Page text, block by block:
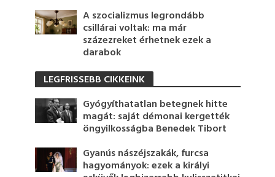
A szocializmus legrondább
csillárai voltak: ma már
százezreket érhetnek ezek a
darabok
LEGFRISSEBB CIKKEINK
Gyógyíthatatlan betegnek hitte
magát: saját démonai kergették
öngyilkosságba Benedek Tibort
Gyanús nászéjszakák, furcsa
hagyományok: ezek a királyi